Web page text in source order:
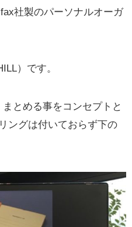
社製のパーソナルオーガ
）です。
とめる事をコンセプトと
ングは付いておらず下の